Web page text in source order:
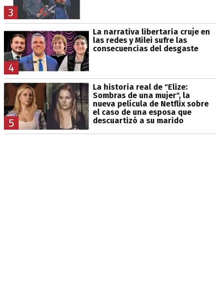
3
4
La narrativa libertaria cruje en
las redes y Milei sufre las
consecuencias del desgaste
5
La historia real de "Elize:
Sombras de una mujer", la
nueva película de Netflix sobre
el caso de una esposa que
descuartizó a su marido